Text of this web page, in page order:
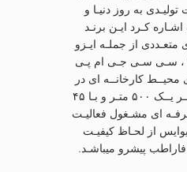
به روز دنیـا و
کـرد ایـن برنـد
متعـددی از جملـه ایـزو
۱۳۴۸۵ ، ایـزو ۹۰۰۱ ، سـی سـی جـی ام پـی
محیــط کارخانــه ای در
ســوله بــه متــراژ هــر یــک ۵۰۰ متـر و بـا ۴۵
ای مشـغول فعالیـت
از لحـاظ کیفیـت
پیشرو میباشـد.